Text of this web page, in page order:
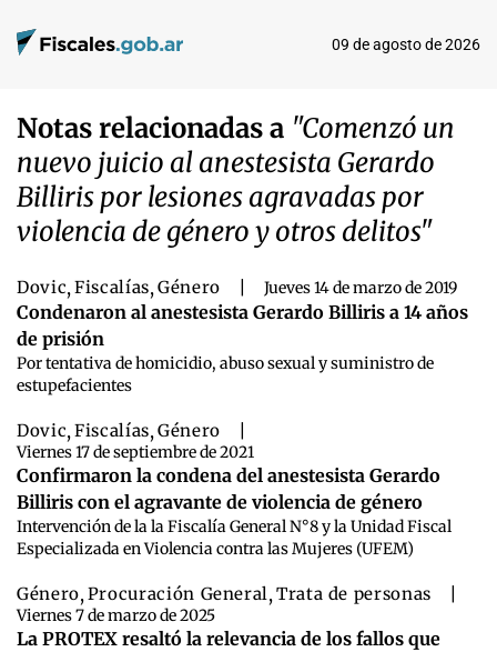
09 de agosto de 2026
Notas relacionadas a "Comenzó un
nuevo juicio al anestesista Gerardo
Billiris por lesiones agravadas por
violencia de género y otros delitos"
Dovic, Fiscalías, Género Jueves 14 de marzo de 2019
Condenaron al anestesista Gerardo Billiris a 14 años
de prisión
Por tentativa de homicidio, abuso sexual y suministro de
estupefacientes
Dovic, Fiscalías, Género
Viernes 17 de septiembre de 2021
Confirmaron la condena del anestesista Gerardo
Billiris con el agravante de violencia de género
Intervención de la la Fiscalía General N°8 y la Unidad Fiscal
Especializada en Violencia contra las Mujeres (UFEM)
Género, Procuración General, Trata de personas
Viernes 7 de marzo de 2025
La PROTEX resaltó la relevancia de los fallos que